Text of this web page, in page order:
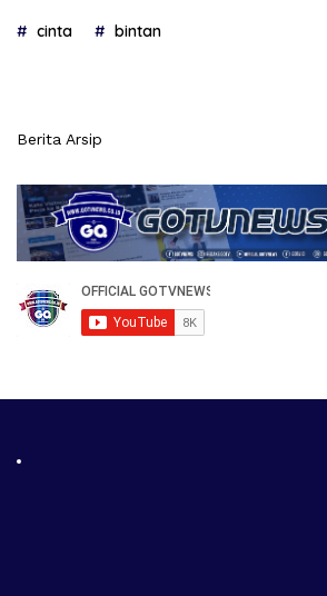
cinta bintan
Berita Arsip